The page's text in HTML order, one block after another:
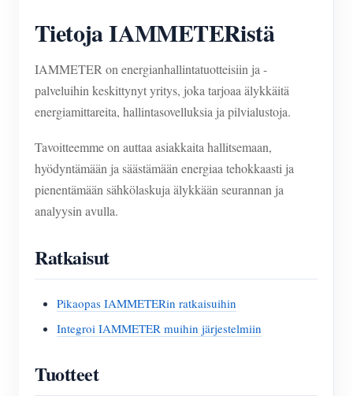
Tietoja IAMMETERistä
IAMMETER on energianhallintatuotteisiin ja -
palveluihin keskittynyt yritys, joka tarjoaa älykkäitä
energiamittareita, hallintasovelluksia ja pilvialustoja.
Tavoitteemme on auttaa asiakkaita hallitsemaan,
hyödyntämään ja säästämään energiaa tehokkaasti ja
pienentämään sähkölaskuja älykkään seurannan ja
analyysin avulla.
Ratkaisut
Pikaopas IAMMETERin ratkaisuihin
Integroi IAMMETER muihin järjestelmiin
Tuotteet